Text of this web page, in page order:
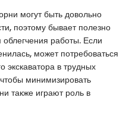
могут быть довольно
поэтому бывает полезно
работы. Если
может потребоваться
экскаватора в трудных
минимизировать
также играют роль в